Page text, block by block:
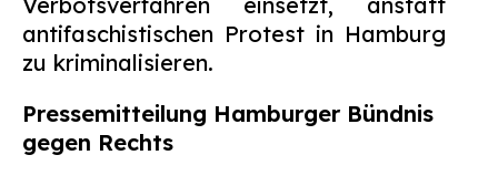
antifaschistischen Protest in Hamburg
zu kriminalisieren.
Pressemitteilung Hamburger Bündnis
gegen Rechts